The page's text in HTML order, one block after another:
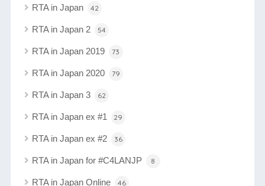
RTA in Japan 42
RTA in Japan 2 54
RTA in Japan 2019 73
RTA in Japan 2020 79
RTA in Japan 3 62
RTA in Japan ex #1 29
RTA in Japan ex #2 36
RTA in Japan for #C4LANJP 8
RTA in Japan Online 46